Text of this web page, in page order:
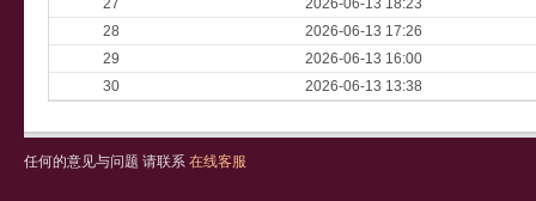
27
2026-06-13 18:23
28
2026-06-13 17:26
29
2026-06-13 16:00
30
2026-06-13 13:38
任何的意见与问题 请联系 在线客服